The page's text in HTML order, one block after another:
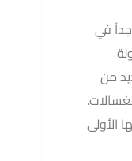
في
من
الأولى